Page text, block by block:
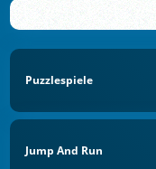
Puzzlespiele
Jump And Run